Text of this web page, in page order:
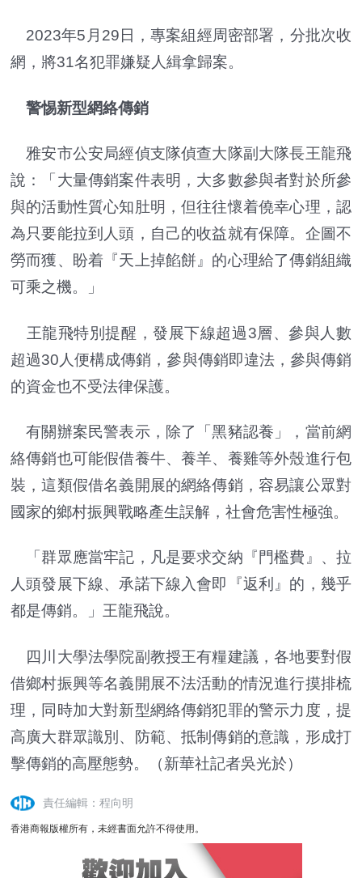
2023年5月29日，專案組經周密部署，分批次收
網，將31名犯罪嫌疑人緝拿歸案。
警惕新型網絡傳銷
雅安市公安局經偵支隊偵查大隊副大隊長王龍飛
說：「大量傳銷案件表明，大多數參與者對於所參
與的活動性質心知肚明，但往往懷着僥幸心理，認
為只要能拉到人頭，自己的收益就有保障。企圖不
勞而獲、盼着『天上掉餡餅』的心理給了傳銷組織
可乘之機。」
王龍飛特別提醒，發展下線超過3層、參與人數
超過30人便構成傳銷，參與傳銷即違法，參與傳銷
的資金也不受法律保護。
有關辦案民警表示，除了「黑豬認養」，當前網
絡傳銷也可能假借養牛、養羊、養雞等外殼進行包
裝，這類假借名義開展的網絡傳銷，容易讓公眾對
國家的鄉村振興戰略產生誤解，社會危害性極強。
「群眾應當牢記，凡是要求交納『門檻費』、拉
人頭發展下線、承諾下線入會即『返利』的，幾乎
都是傳銷。」王龍飛說。
四川大學法學院副教授王有糧建議，各地要對假
借鄉村振興等名義開展不法活動的情況進行摸排梳
理，同時加大對新型網絡傳銷犯罪的警示力度，提
高廣大群眾識別、防範、抵制傳銷的意識，形成打
擊傳銷的高壓態勢。（新華社記者吳光於）
責任編輯：程向明
香港商報版權所有，未經書面允許不得使用。